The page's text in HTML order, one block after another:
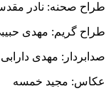
طراح صحنه: نادر
طراح گریم: مهدی
صدابردار: مهدی دارابی
عکاس: مجید خمسه